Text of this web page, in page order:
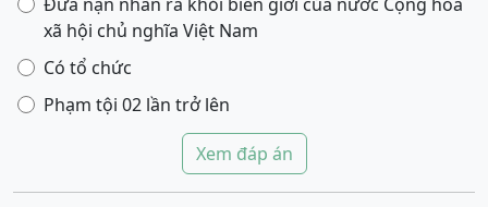
xã hội chủ nghĩa Việt Nam
Có tổ chức
Phạm tội 02 lần trở lên
Xem đáp án